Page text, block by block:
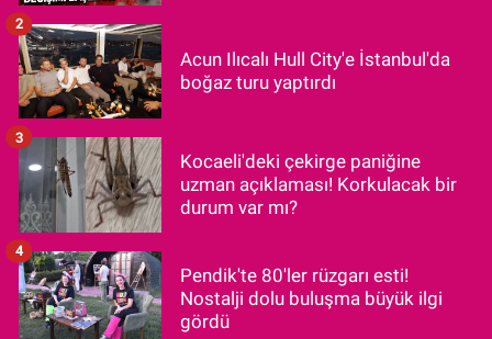
Acun Ilıcalı Hull City'e İstanbul'da
boğaz turu yaptırdı
2
Kocaeli'deki çekirge paniğine
uzman açıklaması! Korkulacak bir
durum var mı?
3
Pendik'te 80'ler rüzgarı esti!
Nostalji dolu buluşma büyük ilgi
gördü
4